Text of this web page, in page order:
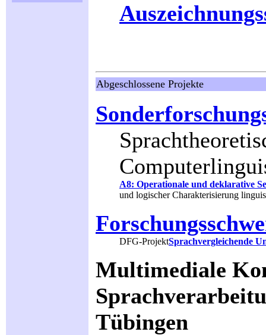
Abgeschlossene Projekte
A8: Operationale und deklarative
und logischer Charakterisierung
DFG-ProjektSprachvergleichende
Multimediale
Tübingen